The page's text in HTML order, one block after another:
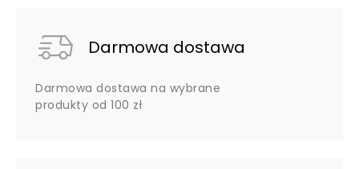
Darmowa dostawa
Darmowa dostawa na wybrane
produkty od 100 zł